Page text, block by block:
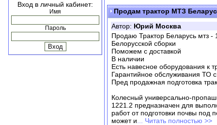
Вход в личный кабинет:
Имя
Пароль
Продам трактор МТЗ
Автор: Юрий Москва
Продаю Трактор Беларусь мтз -
Белорусской сборки
Поможем с доставкой
В наличии
Есть навесное оборудования к
Гарантийное обслуживания ТО
Пред продажная подготовка
Колесный универсально-
1221.2 предназначен для
работ от подготовки почвы под
может и ... Читать полностью >>